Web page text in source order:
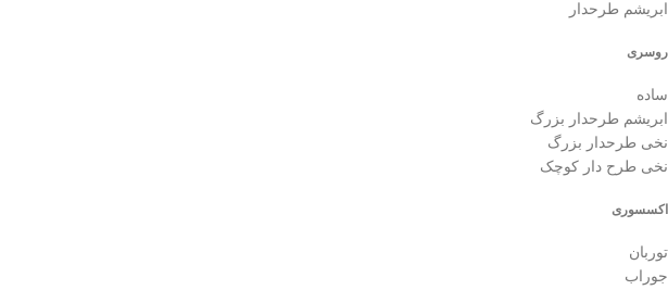
ابریشم طرحدار
روسری
ساده
ابریشم طرحدار بزرگ
نخی طرحدار بزرگ
نخی طرح دار کوچک
اکسسوری
توربان
جوراب